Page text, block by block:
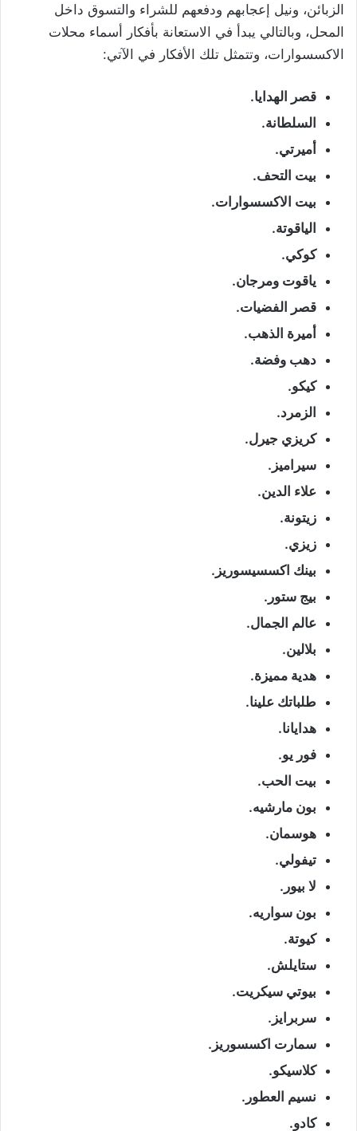
الزبائن، ونيل إعجابهم ودفعهم للشراء والتسوق داخل
المحل، وبالتالي يبدأ في الاستعانة بأفكار أسماء محلات
الاكسسوارات، وتتمثل تلك الأفكار في الآتي:
قصر الهدايا.
السلطانة.
أميرتي.
بيت التحف.
بيت الاكسسوارات.
الياقوتة.
كوكي.
ياقوت ومرجان.
قصر الفضيات.
أميرة الذهب.
دهب وفضة.
كيكو.
الزمرد.
كريزي جيرل.
سيراميز.
علاء الدين.
زيتونة.
زيزي.
بينك اكسسيسوريز.
بيج ستور.
عالم الجمال.
بلالين.
هدية مميزة.
طلباتك علينا.
هدايانا.
فور يو.
بيت الحب.
بون مارشيه.
هوسمان.
تيفولي.
لا بيور.
بون سواريه.
كيوتة.
ستايلش.
بيوتي سيكريت.
سربرايز.
سمارت اكسسوريز.
كلاسيكو.
نسيم العطور.
كادو.